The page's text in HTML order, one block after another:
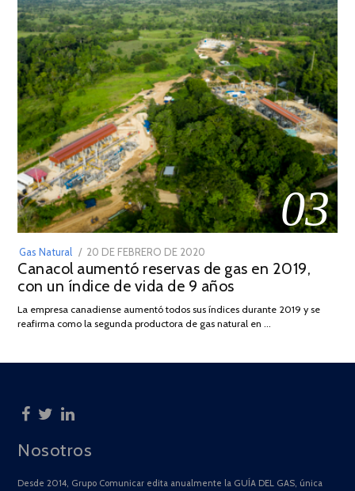
03
Gas Natural
POSTED
ON
20 DE FEBRERO DE 2020
DE
JULIO
2025
Canacol aumentó reservas de gas en 2019,
con un índice de vida de 9 años
La empresa canadiense aumentó todos sus índices durante 2019 y se
reafirma como la segunda productora de gas natural en …
Nosotros
Desde 2014, Grupo Comunicar edita anualmente la GUÍA DEL GAS, única